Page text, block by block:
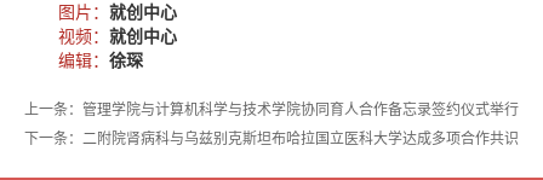
图片： 就创中心
视频： 就创中心
编辑： 徐琛
上一条：管理学院与计算机科学与技术学院协同育人合作备忘录签约仪式举行
下一条：二附院肾病科与乌兹别克斯坦布哈拉国立医科大学达成多项合作共识